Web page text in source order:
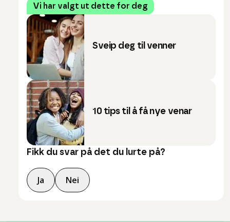
Vi har valgt ut dette for deg
Sveip deg til venner
10 tips til å få nye venar
Fikk du svar på det du lurte på?
Ja Nei